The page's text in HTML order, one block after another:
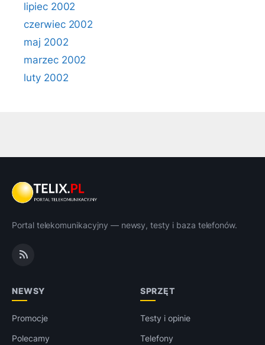
lipiec 2002
czerwiec 2002
maj 2002
marzec 2002
luty 2002
Portal telekomunikacyjny — newsy, testy i baza telefonów.
NEWSY
Promocje
Polecamy
SPRZĘT
Testy i opinie
Telefony